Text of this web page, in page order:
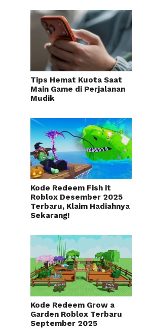
Tips Hemat Kuota Saat
Main Game di Perjalanan
Mudik
Kode Redeem Fish it
Roblox Desember 2025
Terbaru, Klaim Hadiahnya
Sekarang!
Kode Redeem Grow a
Garden Roblox Terbaru
September 2025